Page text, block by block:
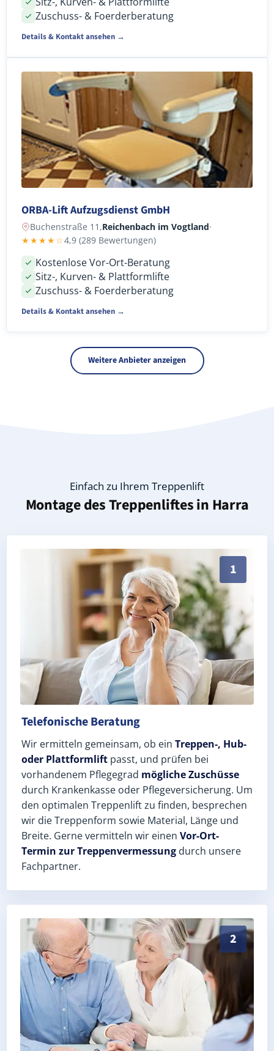
Zuschuss- & Foerderberatung
Details & Kontakt ansehen →
ORBA-Lift Aufzugsdienst GmbH
Buchenstraße 11,Reichenbach im Vogtland·
★★★★☆4,9 (289 Bewertungen)
Kostenlose Vor-Ort-Beratung
Sitz-, Kurven- & Plattformlifte
Zuschuss- & Foerderberatung
Details & Kontakt ansehen →
Weitere Anbieter anzeigen
Einfach zu Ihrem Treppenlift
Montage des Treppenliftes in Harra
1
Persönliche Treppenlift-Beratung in Harra 07366
Telefonische Beratung
Wir ermitteln gemeinsam, ob ein Treppen-, Hub-
oder Plattformlift passt, und prüfen bei
vorhandenem Pflegegrad mögliche Zuschüsse
durch Krankenkasse oder Pflegeversicherung. Um
den optimalen Treppenlift zu finden, besprechen
wir die Treppenform sowie Material, Länge und
Breite. Gerne vermitteln wir einen Vor-Ort-
Termin zur Treppenvermessung durch unsere
Fachpartner.
2
Exaktes Aufmaß in Harra (Saale-Orla-Kreis) –